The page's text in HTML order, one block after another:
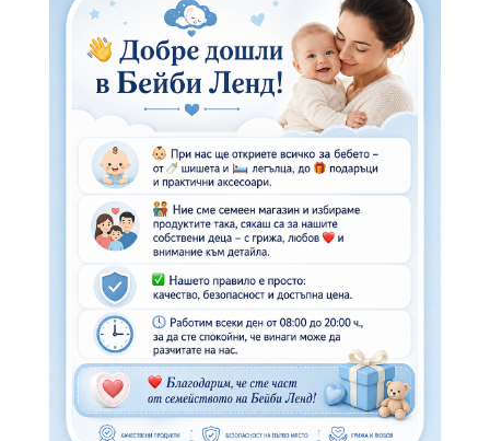
WhatsApp Копирай линк